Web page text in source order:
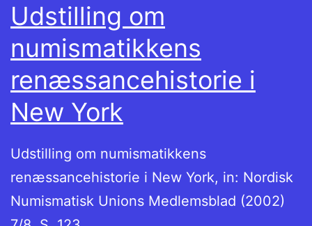
Udstilling om
numismatikkens
renæssancehistorie i
New York
Udstilling om numismatikkens
renæssancehistorie i New York, in: Nordisk
Numismatisk Unions Medlemsblad (2002)